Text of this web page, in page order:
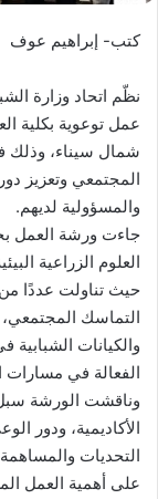
كتب- إبراهيم عوف
عمل توعوية بكلية
شمال سيناء، وذلك
المجتمعي وتعزيز
والمسؤولية لديهم.
جاءت ورشة العمل
العلوم الزراعية
حيث تناولت عددًا
التماسك المجتمعي،
والكيانات
الفعالة في مسارات
وناقشت الورشة
الأكاديمية، ودور
التحديات
على أهمية العمل